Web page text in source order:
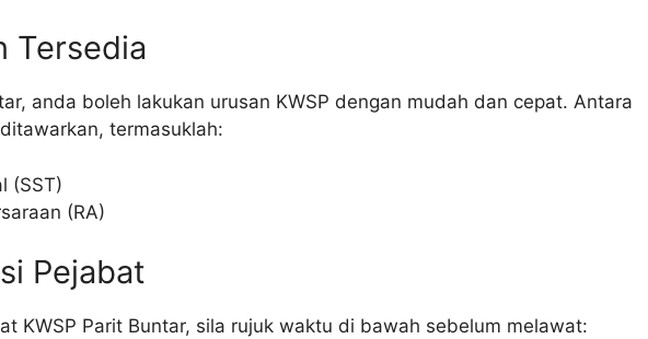
Tersedia
anda boleh lakukan urusan KWSP dengan mudah dan cepat. Antara
termasuklah:
(SST)
(RA)
Pejabat
KWSP Parit Buntar, sila rujuk waktu di bawah sebelum melawat: